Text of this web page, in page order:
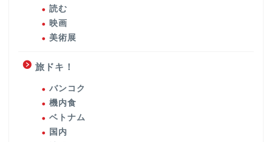
読む
映画
美術展
旅ドキ！
バンコク
機内食
ベトナム
国内